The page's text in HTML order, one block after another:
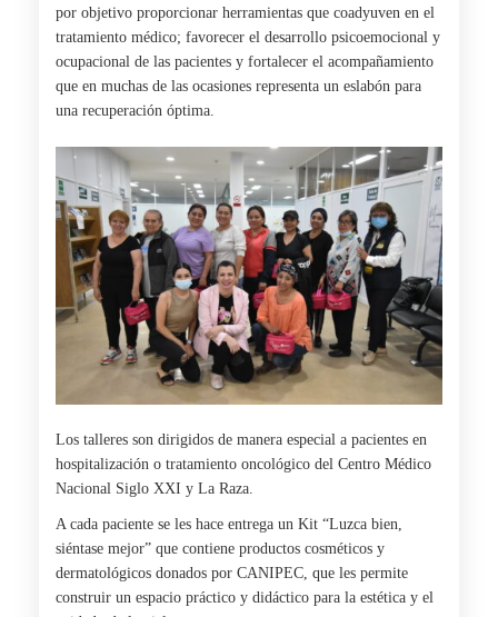
por objetivo proporcionar herramientas que coadyuven en el
tratamiento médico; favorecer el desarrollo psicoemocional y
ocupacional de las pacientes y fortalecer el acompañamiento
que en muchas de las ocasiones representa un eslabón para
una recuperación óptima.
Los talleres son dirigidos de manera especial a pacientes en
hospitalización o tratamiento oncológico del Centro Médico
Nacional Siglo XXI y La Raza.
A cada paciente se les hace entrega un Kit “Luzca bien,
siéntase mejor” que contiene productos cosméticos y
dermatológicos donados por CANIPEC, que les permite
construir un espacio práctico y didáctico para la estética y el